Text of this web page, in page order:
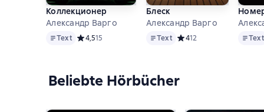
Коллекционер
Александр Варго
TextText Средний рейтинг 4,5 на основе 15 оценок
4,515
Блеск
Александр Варго
TextText Средний рейтинг 4 на
412 TextText
Beliebte Hörbücher